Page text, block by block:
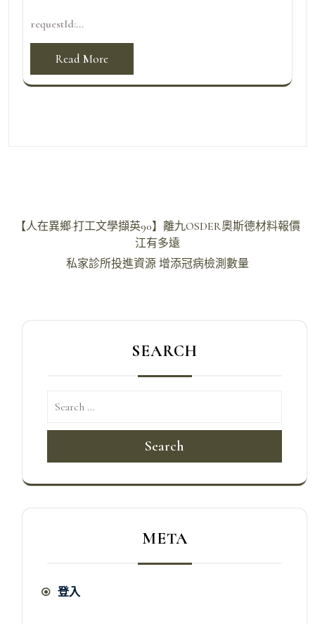
requestId:...
Read More
文【人在異鄉·打工文學擷英90】離九OSDER奧斯德材料報價
江有多遠
私家診所投進資源 增添冠病檢測數量
SEARCH
Search
META
登入